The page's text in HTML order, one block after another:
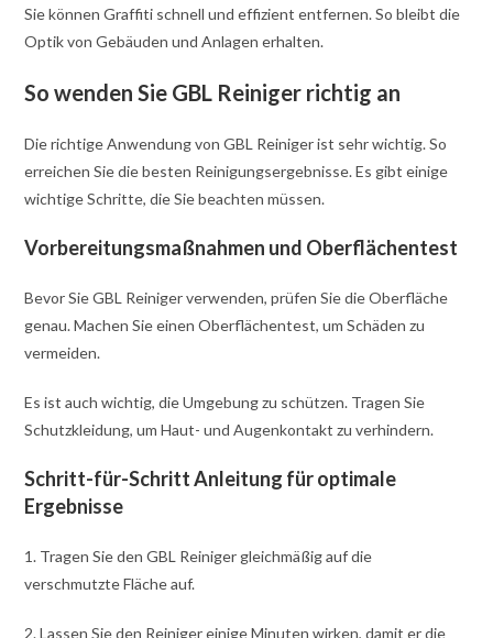
Sie können Graffiti schnell und effizient entfernen. So bleibt die
Optik von Gebäuden und Anlagen erhalten.
So wenden Sie GBL Reiniger richtig an
Die richtige Anwendung von GBL Reiniger ist sehr wichtig. So
erreichen Sie die besten Reinigungsergebnisse. Es gibt einige
wichtige Schritte, die Sie beachten müssen.
Vorbereitungsmaßnahmen und Oberflächentest
Bevor Sie GBL Reiniger verwenden, prüfen Sie die Oberfläche
genau. Machen Sie einen Oberflächentest, um Schäden zu
vermeiden.
Es ist auch wichtig, die Umgebung zu schützen. Tragen Sie
Schutzkleidung, um Haut- und Augenkontakt zu verhindern.
Schritt-für-Schritt Anleitung für optimale
Ergebnisse
1. Tragen Sie den GBL Reiniger gleichmäßig auf die
verschmutzte Fläche auf.
2. Lassen Sie den Reiniger einige Minuten wirken, damit er die